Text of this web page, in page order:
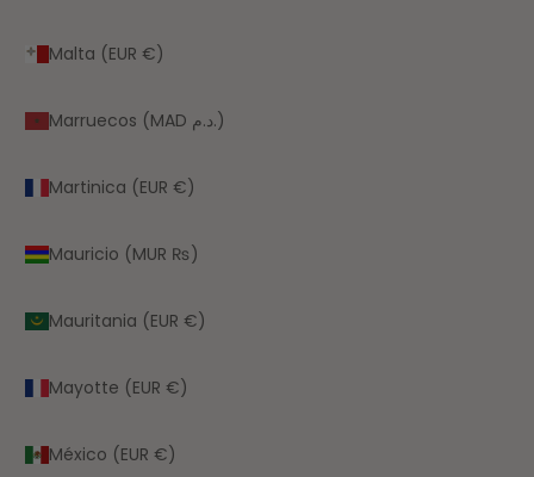
Malta (EUR €)
Marruecos (MAD د.م.)
Martinica (EUR €)
Mauricio (MUR ₨)
Mauritania (EUR €)
Mayotte (EUR €)
México (EUR €)